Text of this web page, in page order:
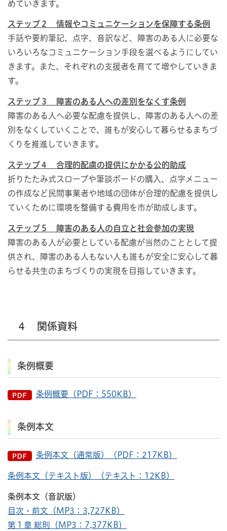
めていきます。
ステップ２ 情報やコミュニケーションを保障する条例
手話や要約筆記、点字、音訳など、障害のある人に必要な
いろいろなコミュニケーション手段を選べるようにしてい
きます。また、それぞれの支援者を育てて増やしていきま
す。
ステップ３ 障害のある人への差別をなくす条例
障害のある人へ必要な配慮を提供し、障害のある人への差
別をなくしていくことで、誰もが安心して暮らせるまちづ
くりを推進していきます。
ステップ４ 合理的配慮の提供にかかる公的助成
折りたたみ式スロープや筆談ボードの購入、点字メニュー
の作成など民間事業者や地域の団体が合理的配慮を提供し
ていくために環境を整備する費用を市が助成します。
ステップ５
障害のある人の自立と社会参加の実現
障害のある人が必要としている配慮が当然のこととして提
供され、障害のある人もない人も誰もが安全に安心して暮
らせる共生のまちづくりの実現を目指していきます。
４ 関係資料
条例概要
条例概要（PDF：550KB）
条例本文
条例本文（通常版）（PDF：217KB）
条例本文（テキスト版）（テキスト：12KB）
条例本文（音訳版）
目次・前文（MP3：3,727KB）
第１章 総則（MP3：7,377KB）